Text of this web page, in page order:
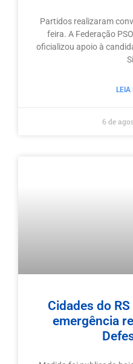
Partidos realizaram
feira. A Federação
oficializou apoio à
6 de
Cidades do
emergência